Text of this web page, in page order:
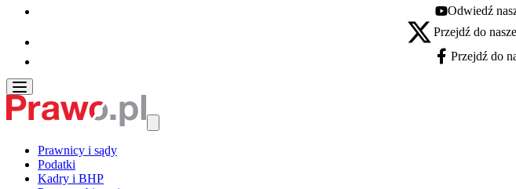
Youtube - otwiera
Odwiedź
X - otwiera się w nowej
Przejdź do
Facebook - otwiera
Przejdź do
Prawnicy i sądy
Podatki
Kadry i BHP